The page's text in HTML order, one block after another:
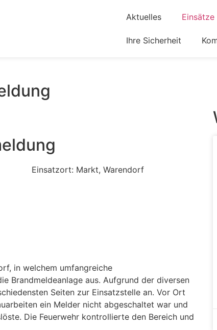
Aktuelles Einsätze
Ihre Sicherheit
Einsatzort: Markt, Warendorf
in welchem umfangreiche
Brandmeldeanlage aus. Aufgrund der diversen
Seiten zur Einsatzstelle an. Vor Ort
ein Melder nicht abgeschaltet war und
Die Feuerwehr kontrollierte den Bereich und